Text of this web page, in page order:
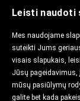
Leisti naudoti
Mes naudojame
suteikti Jums
visais slapukais,
Jūsų
mūsų pasiūlymų
galite bet kada